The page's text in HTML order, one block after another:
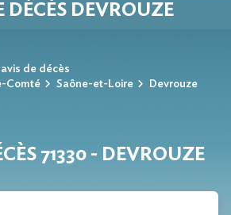
DÉCÈS DEVROUZE
de décès
Comté
Saône-et-Loire Devrouze
71330 - DEVROUZE